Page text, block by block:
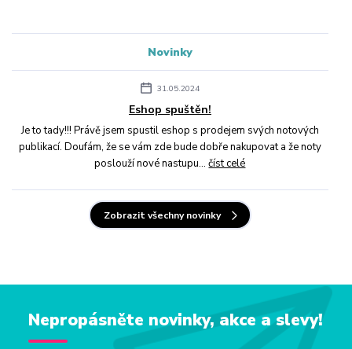
Novinky
31.05.2024
Eshop spuštěn!
Je to tady!!! Právě jsem spustil eshop s prodejem svých notových
publikací. Doufám, že se vám zde bude dobře nakupovat a že noty
poslouží nové nastupu...číst celé
Zobrazit všechny novinky
Nepropásněte novinky, akce a slevy!